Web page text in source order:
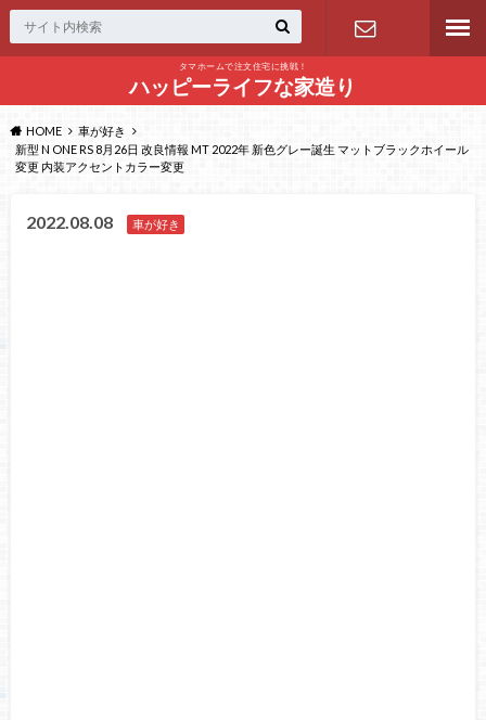
タマホームで注文住宅に挑戦！
ハッピーライフな家造り問い合わせ
HOME
車が好き
新型 N ONE RS 8月26日 改良情報 MT 2022年 新色グレー誕生 マットブラックホイール
変更 内装アクセントカラー変更
2022.08.08 車が好き